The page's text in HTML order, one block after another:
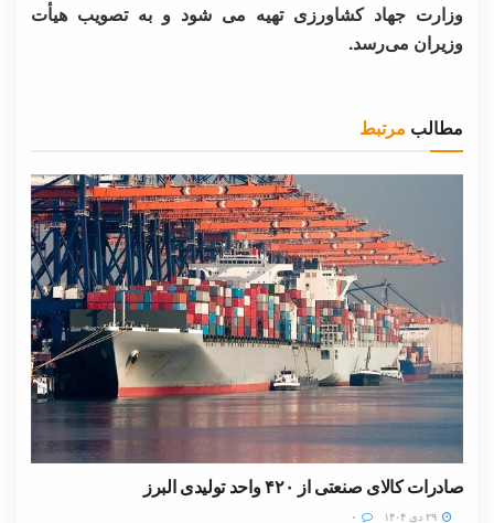
وزارت جهاد کشاورزی تهیه می شود و به تصویب هیأت
وزیران می‌رسد.
مطالب مرتبط
صادرات کالای صنعتی از ۴۲۰ واحد تولیدی البرز